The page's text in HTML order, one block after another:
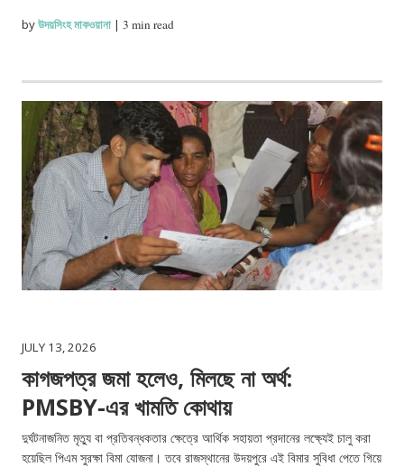
byউদয়সিংহ মাকওয়ানা |3 min read
JULY 13, 2026
কাগজপত্র জমা হলেও, মিলছে না অর্থ:
PMSBY-এর খামতি কোথায়
দুর্ঘটনাজনিত মৃত্যু বা প্রতিবন্ধকতার ক্ষেত্রে আর্থিক সহায়তা প্রদানের লক্ষ্যেই চালু করা
হয়েছিল পিএম সুরক্ষা বিমা যোজনা। তবে রাজস্থানের উদয়পুরে এই বিমার সুবিধা পেতে গিয়ে